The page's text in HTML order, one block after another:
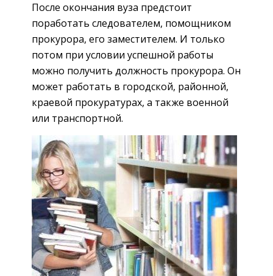
После окончания вуза предстоит
поработать следователем, помощником
прокурора, его заместителем. И только
потом при условии успешной работы
можно получить должность прокурора. Он
может работать в городской, районной,
краевой прокуратурах, а также военной
или транспортной.